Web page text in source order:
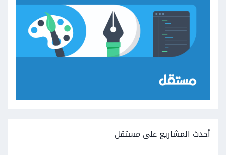
أحدث المشاريع على مستقل